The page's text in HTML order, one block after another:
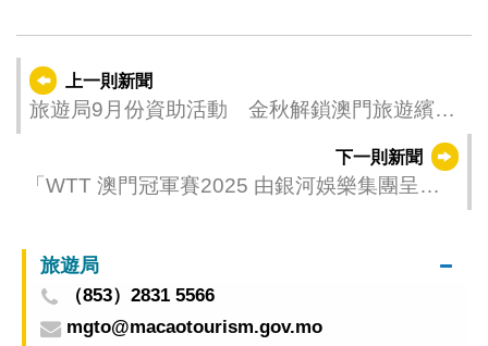
上一則新聞
旅遊局9月份資助活動 金秋解鎖澳門旅遊繽紛
下一則新聞
「WTT 澳門冠軍賽2025 由銀河娛樂集團呈
旅遊局
（853）2831 5566
mgto@macaotourism.gov.mo